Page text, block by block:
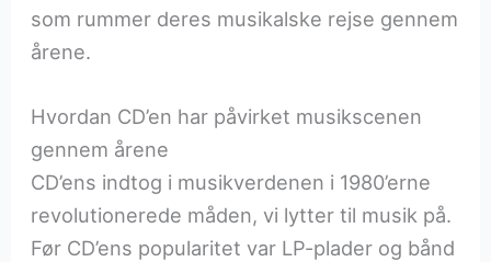
som rummer deres musikalske rejse gennem
årene.
Hvordan CD’en har påvirket musikscenen
gennem årene
CD’ens indtog i musikverdenen i 1980’erne
revolutionerede måden, vi lytter til musik på.
Før CD’ens popularitet var LP-plader og bånd